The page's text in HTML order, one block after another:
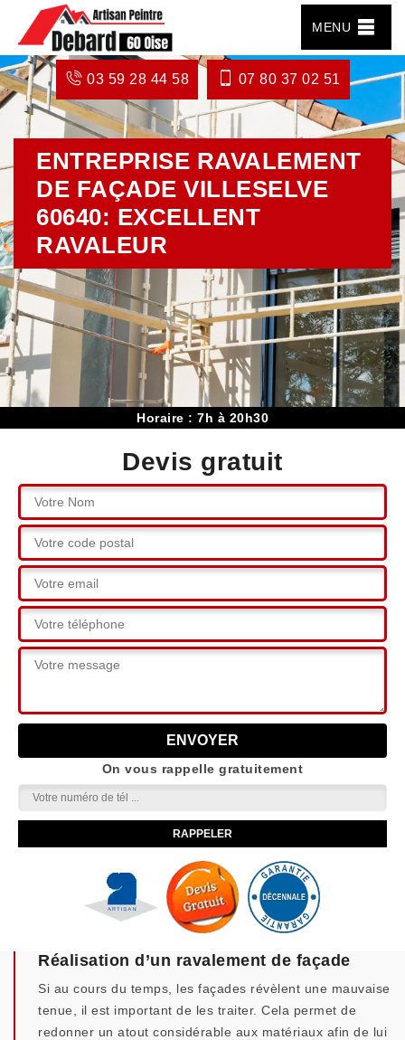
MENU
03 59 28 44 58 07 80 37 02 51
ENTREPRISE RAVALEMENT
DE FAÇADE VILLESELVE
60640: EXCELLENT
RAVALEUR
Horaire : 7h à 20h30
Devis gratuit
On vous rappelle gratuitement
Réalisation d’un ravalement de façade
Si au cours du temps, les façades révèlent une mauvaise
tenue, il est important de les traiter. Cela permet de
redonner un atout considérable aux matériaux afin de lui